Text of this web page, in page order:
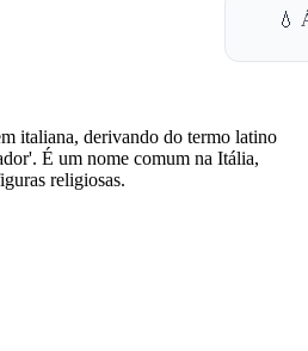
💧
italiana, derivando do termo latino
É um nome comum na Itália,
religiosas.